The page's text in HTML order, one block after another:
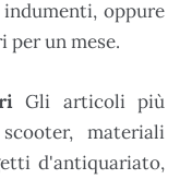
oppure
per un mese.
Gli articoli più
materiali
d'antiquariato,